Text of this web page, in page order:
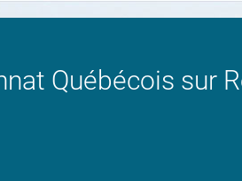
Québécois sur